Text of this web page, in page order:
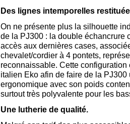
Des lignes intemporelles
On ne présente plus la silhouette
de la PJ300 : la double échancrure
accès aux dernières cases,
chevalet/cordier à 4 pontets,
reconnaissable. Cette
italien Eko afin de faire de la
ergonomique avec son poids
surtout très polyvalente pour les
Une lutherie de qualité.